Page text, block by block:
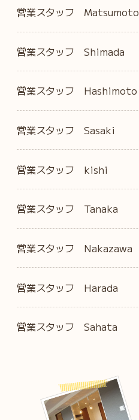
営業スタッフ Matsumoto
営業スタッフ Shimada
営業スタッフ Hashimoto
営業スタッフ Sasaki
営業スタッフ kishi
営業スタッフ Tanaka
営業スタッフ Nakazawa
営業スタッフ Harada
営業スタッフ Sahata